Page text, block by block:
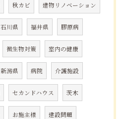
秋カビ 建物リノベーション
石川県 福井県 膠原病
微生物対策 室内の健康
新潟県 病院 介護施設
セカンドハウス 茨木
お施主様 建設問題